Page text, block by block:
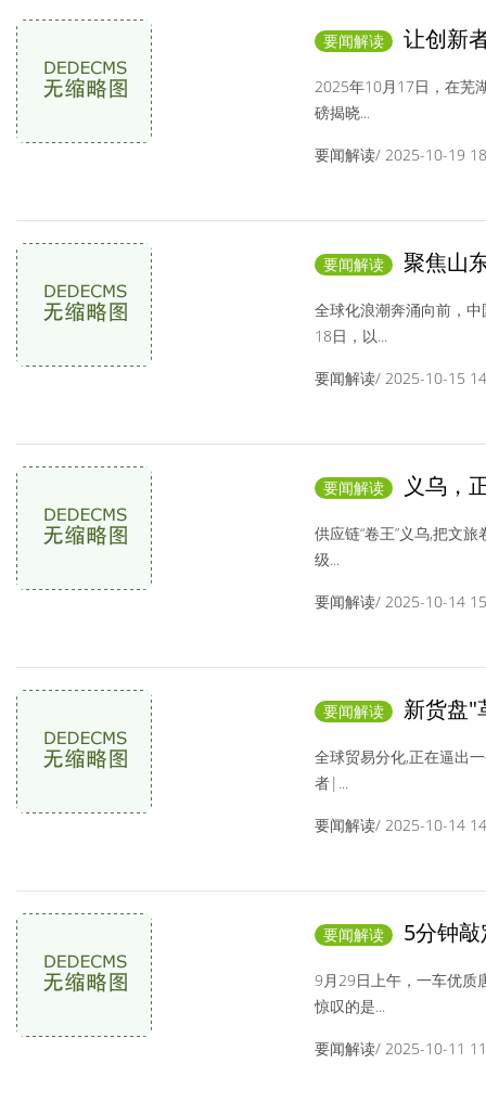
要闻解读
让创新
创新大赛结果重
2025年10月17日，在芜
磅揭晓...
要闻解读/ 2025-10-19
要闻解读
聚焦山
会：以中国方案
全球化浪潮奔涌向前，
18日，以...
要闻解读/ 2025-10-15
要闻解读 义乌，
供应链“卷王”义乌,把文
级...
要闻解读/ 2025-10-14
要闻解读 新货盘"
全球贸易分化,正在逼出
者|...
要闻解读/ 2025-10-14
要闻解读
5分钟
产业协同模式
9月29日上午，一车优质
惊叹的是...
要闻解读/ 2025-10-11